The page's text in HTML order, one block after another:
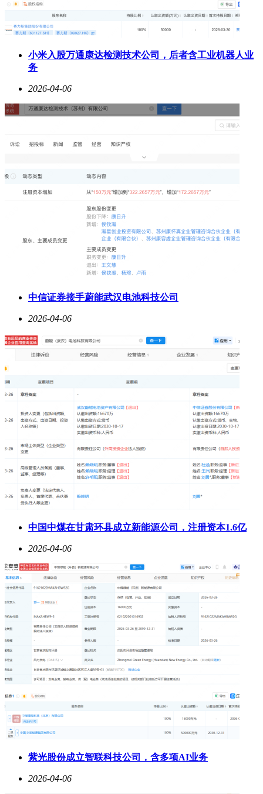
小米入股万通康达检测技术公司，后者含工业机器人业
务
2026-04-06
中信证券接手蔚能武汉电池科技公司
2026-04-06
中国中煤在甘肃环县成立新能源公司，注册资本1.6亿
2026-04-06
紫光股份成立智联科技公司，含多项AI业务
2026-04-06